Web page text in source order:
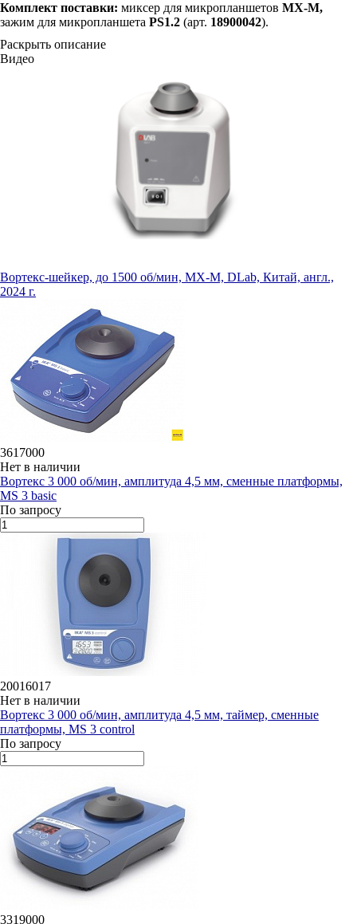
Комплект поставки: миксер для микропланшетов MX-M,
зажим для микропланшета PS1.2 (арт. 18900042).
Раскрыть описание
Видео
Вортекс-шейкер, до 1500 об/мин, MX-M, DLab, Китай, англ.,
2024 г.
3617000
Нет в наличии
Вортекс 3 000 об/мин, амплитуда 4,5 мм, сменные платформы,
MS 3 basic
По запросу
20016017
Нет в наличии
Вортекс 3 000 об/мин, амплитуда 4,5 мм, таймер, сменные
платформы, MS 3 control
По запросу
3319000